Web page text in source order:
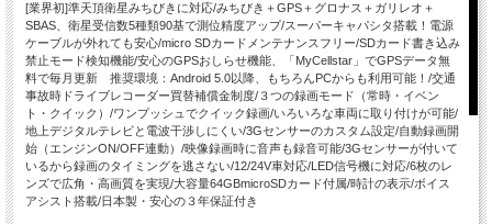
[業界初]準天頂衛星みちびきに対応/みちびき＋GPS＋グロナス＋ガリレオ＋
SBAS、衛星受信数5種類90基で測位精度アップ/スーパーキャパシタ搭載！電源
ケーブルが外れても安心/micro SDカードメンテナンスフリー/SDカード書き込み
禁止モード検知機能/安心のGPSおしらせ機能、「MyCellstar」でGPSデータ無
料で毎月更新 推奨環境：Android 5.0以降、もちろんPCからも利用可能！/交通
事故時ドライブレコーダー買替補償金制度/３つの録画モード（常時・イベン
ト・クイック）/ワンプッシュでクイック録画/いろいろな車両に取り付けが可能/
地上デジタルテレビと電波干渉しにくい/3Gセンサーのカスタム設定/自動録画開
始（エンジンON/OFF連動）/映像録画時に音声も録音可能/3Gセンサーが付いて
いるから録画のタイミングを逃さない/12/24V車対応/LED信号機に対応/6枚のレ
ンズで広角・高画質を実現/大容量64GBmicroSDカード付属/時計の表示/ボイス
アシスト搭載/日本製・安心の３年保証付き